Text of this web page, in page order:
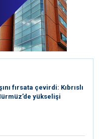
fırsata çevirdi: Kıbrıslı
yükselişi